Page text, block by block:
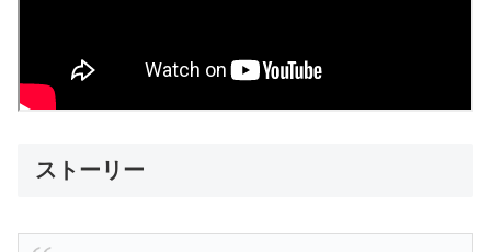
ストーリー